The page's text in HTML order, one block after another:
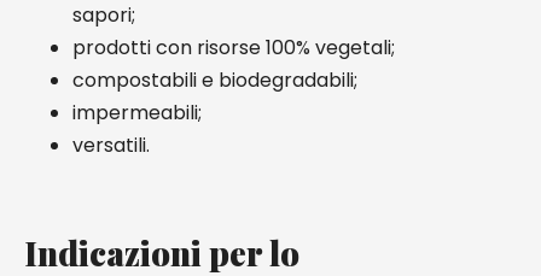
sapori;
prodotti con risorse 100% vegetali;
compostabili e biodegradabili;
impermeabili;
versatili.
Indicazioni per lo